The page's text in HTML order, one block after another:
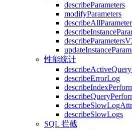
describeParameters
modifyParameters
性能统计
describeErrorLog
describeSlowLogs
SQL 拦截